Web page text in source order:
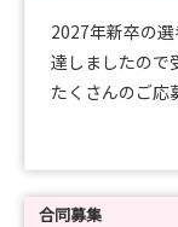
2027年新卒の
達しましたので
たくさんのご応
合同募集